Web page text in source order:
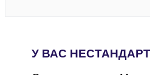
У ВАС